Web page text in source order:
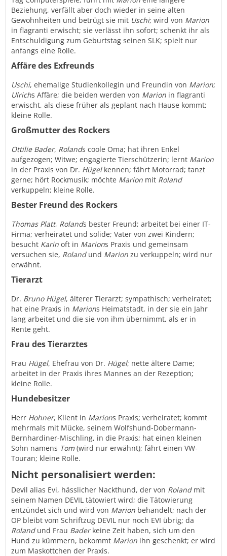
Beziehung, verfällt aber doch wieder in seine alten
Gewohnheiten und betrügt sie mit Uschi; wird von Marion
in flagranti erwischt; sie verlässt ihn sofort; schenkt ihr als
Entschuldigung zum Geburtstag seinen SLK; spielt nur
anfangs eine Rolle.
Affäre des Exfreunds
Uschi, ehemalige Studienkollegin und Freundin von Marion;
Ulrichs Affäre; die beiden werden von Marion in flagranti
erwischt, als diese früher als geplant nach Hause kommt;
kleine Rolle.
Großmutter des Rockers
Ottilie Bader, Rolands coole Oma; hat ihren Enkel
aufgezogen; Witwe; engagierte Tierschützerin; lernt Marion
in der Praxis von Dr. Hügelkennen; fährt Motorrad; tanzt
gerne; hört Rockmusik; möchte Marion mit Roland
verkuppeln; kleine Rolle.
Bester Freund des Rockers
Thomas Platt, Rolands bester Freund; arbeitet bei einer IT-
Firma; verheiratet und solide; Vater von zwei Kindern;
besucht Karin oft in Marions Praxis und gemeinsam
versuchen sie, Rolandund Marion zu verkuppeln; wird nur
erwähnt.
Tierarzt
Dr. Bruno Hügel, älterer Tierarzt; sympathisch; verheiratet;
hat eine Praxis in Marions Heimatstadt, in der sie ein Jahr
lang arbeitet und die sie von ihm übernimmt, als er in
Rente geht.
Frau des Tierarztes
Frau Hügel, Ehefrau von Dr. Hügel; nette ältere Dame;
arbeitet in der Praxis ihres Mannes an der Rezeption;
kleine Rolle.
Hundebesitzer
Herr Hohner, Klient in Marions Praxis; verheiratet; kommt
mehrmals mit Mücke, seinem Wolfshund-Dobermann-
Bernhardiner-Mischling, in die Praxis; hat einen kleinen
Sohn namens Tom(wird nur erwähnt); fährt einen VW-
Touran; kleine Rolle.
Nicht personalisiert werden:
Devil alias Evi, hässlicher Nackthund, der von Roland mit
seinem Namen DEVIL tätowiert wird; die Tätowierung
entzündet sich und wird von Marion behandelt; nach der
OP bleibt vom Schriftzug DEVIL nur noch EVI übrig; da
Roland und Frau Baderkeine Zeit haben, sich um den
Hund zu kümmern, bekommt Marion ihn geschenkt; er wird
zum Maskottchen der Praxis.